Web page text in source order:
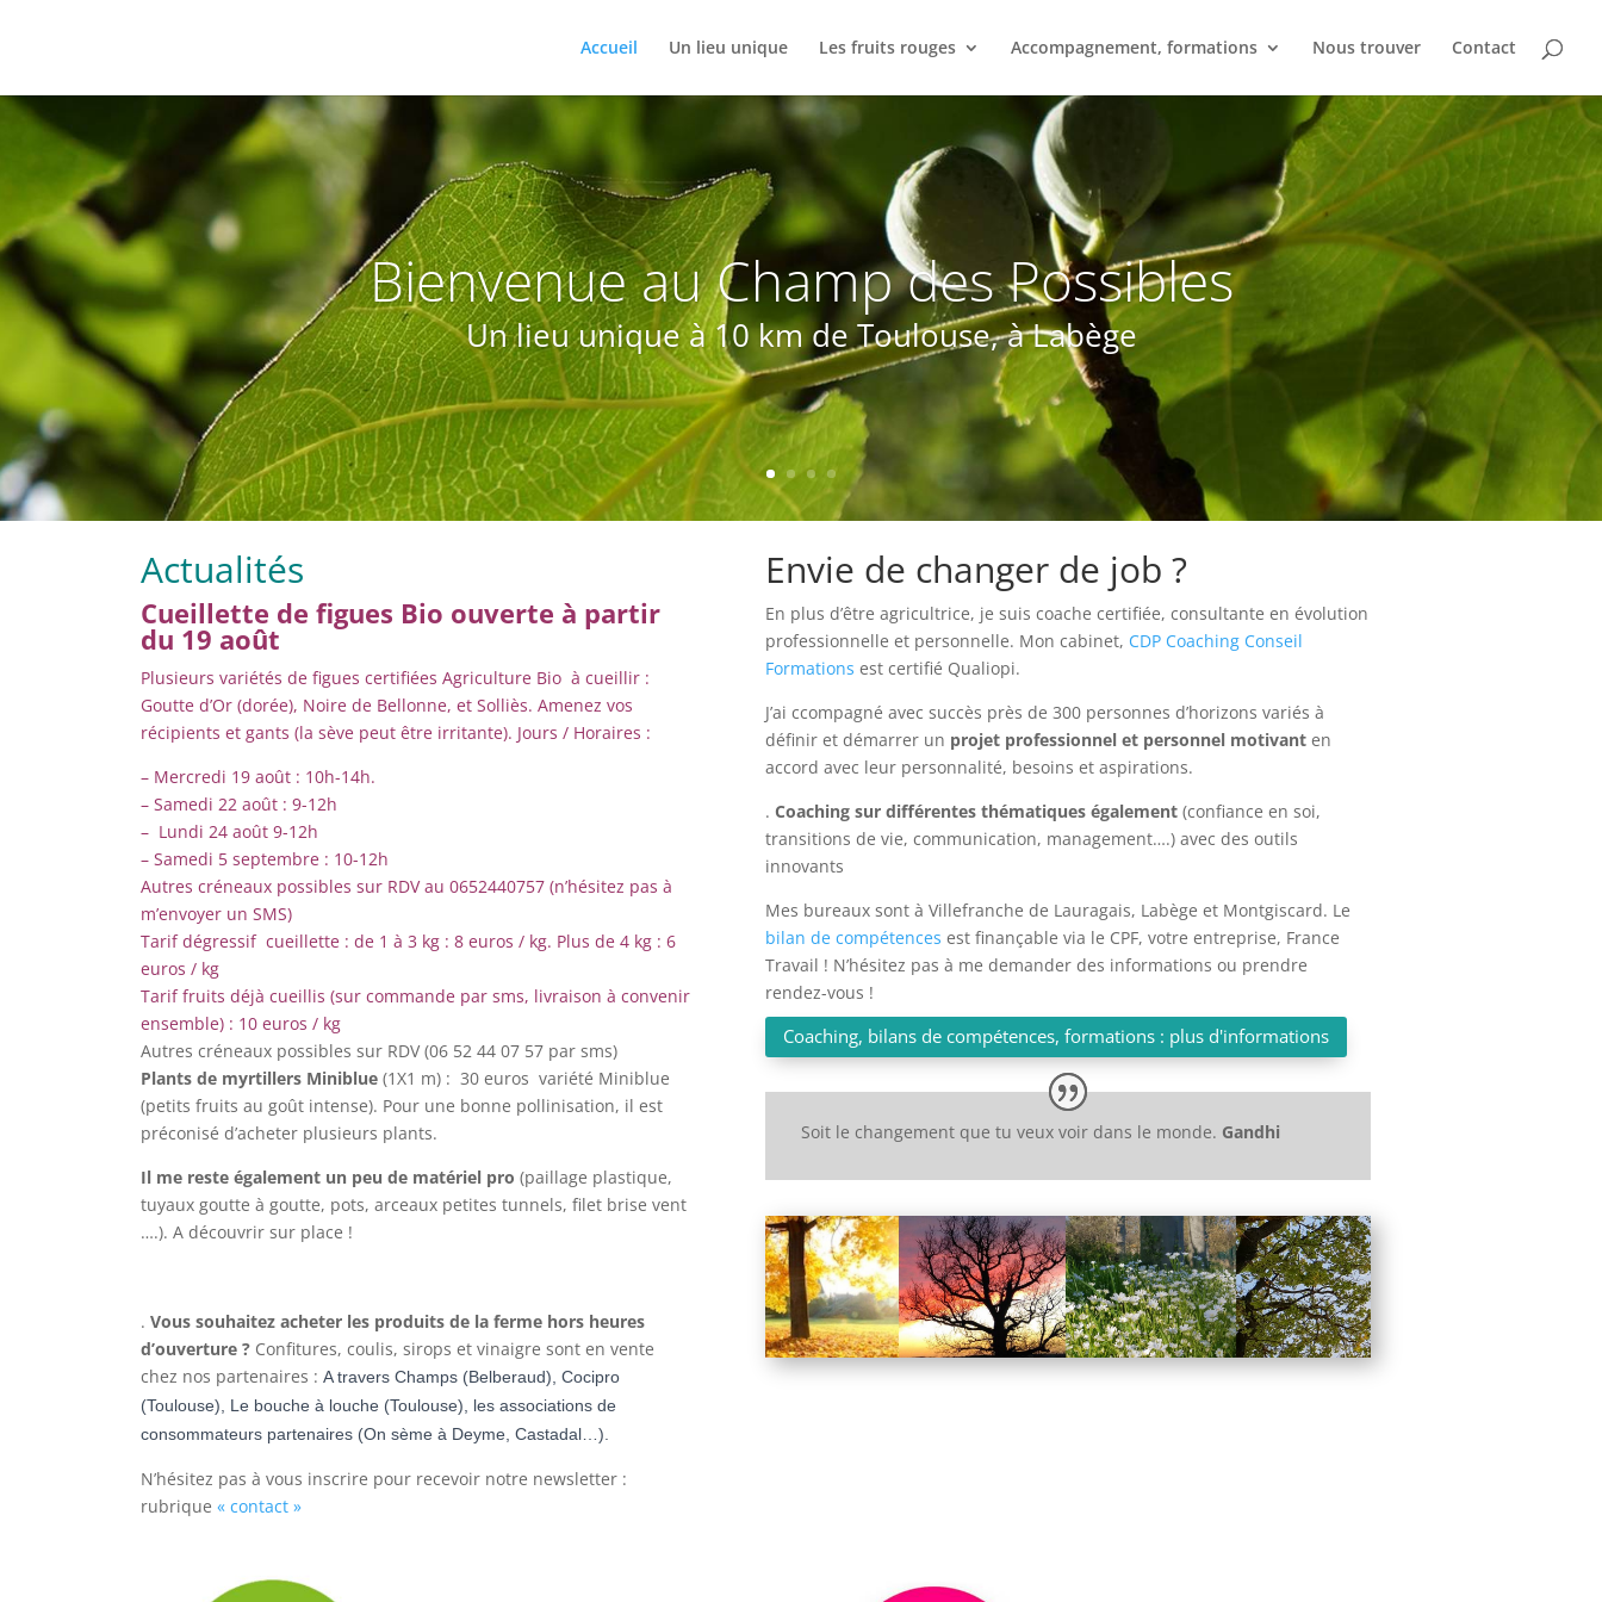
Accueil Un lieu unique Les fruits rouges Accompagnement, formations Nous trouver Contact
Bienvenue au Champ des Possibles
Un lieu unique à 10 km de Toulouse, à Labège
Actualités
Cueillette de figues Bio ouverte à partir
du 19 août
Plusieurs variétés de figues certifiées Agriculture Bio à cueillir :
Goutte d’Or (dorée), Noire de Bellonne, et Solliès. Amenez vos
récipients et gants (la sève peut être irritante). Jours / Horaires :
– Mercredi 19 août : 10h-14h.
– Samedi 22 août : 9-12h
– Lundi 24 août 9-12h
– Samedi 5 septembre : 10-12h
Autres créneaux possibles sur RDV au 0652440757 (n’hésitez pas à
m’envoyer un SMS)
Tarif dégressif cueillette : de 1 à 3 kg : 8 euros / kg. Plus de 4 kg : 6
euros / kg
Tarif fruits déjà cueillis (sur commande par sms, livraison à convenir
ensemble) : 10 euros / kg
Autres créneaux possibles sur RDV (06 52 44 07 57 par sms)
Plants de myrtillers Miniblue (1X1 m) : 30 euros variété Miniblue
(petits fruits au goût intense). Pour une bonne pollinisation, il est
préconisé d’acheter plusieurs plants.
Il me reste également un peu de matériel pro (paillage plastique,
tuyaux goutte à goutte, pots, arceaux petites tunnels, filet brise vent
….). A découvrir sur place !
. Vous souhaitez acheter les produits de la ferme hors heures
d’ouverture ? Confitures, coulis, sirops et vinaigre sont en vente
chez nos partenaires : A travers Champs (Belberaud), Cocipro
(Toulouse), Le bouche à louche (Toulouse), les associations de
consommateurs partenaires (On sème à Deyme, Castadal…).
N’hésitez pas à vous inscrire pour recevoir notre newsletter :
rubrique « contact »
Envie de changer de job ?
En plus d’être agricultrice, je suis coache certifiée, consultante en évolution
professionnelle et personnelle. Mon cabinet, CDP Coaching Conseil
Formations est certifié Qualiopi.
J’ai ccompagné avec succès près de 300 personnes d’horizons variés à
définir et démarrer un projet professionnel et personnel motivant en
accord avec leur personnalité, besoins et aspirations.
.Coaching sur différentes thématiques également (confiance en soi,
transitions de vie, communication, management….) avec des outils
innovants
Mes bureaux sont à Villefranche de Lauragais, Labège et Montgiscard. Le
bilan de compétences est finançable via le CPF, votre entreprise, France
Travail ! N’hésitez pas à me demander des informations ou prendre
rendez-vous !
Coaching, bilans de compétences, formations : plus d'informations
Soit le changement que tu veux voir dans le monde. Gandhi